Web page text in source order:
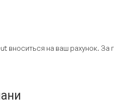
вноситься на ваш рахунок. За